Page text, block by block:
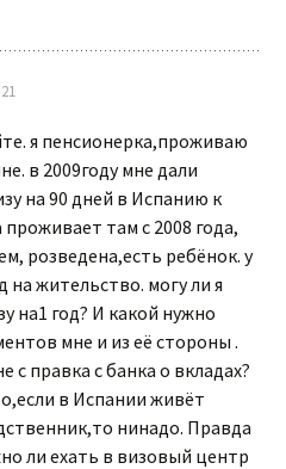
я пенсионерка,проживаю
в 2009году мне дали
на 90 дней в Испанию к
там с 2008 года,
розведена,есть ребёнок. у
на жительство. могу ли я
на1 год? И какой нужно
мне и из её стороны .
с правка с банка о вкладах?
в Испании живёт
нинадо. Правда
ли ехать в визовый центр